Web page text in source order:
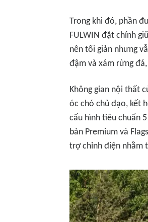
Trong khi đó, phần
FULWIN đặt chính
nên tối giản nhưng
đậm và xám rừng
Không gian nội thất
óc chó chủ đạo, kết
cấu hình tiêu chuẩn
bản Premium và
trợ chỉnh điện nhằm